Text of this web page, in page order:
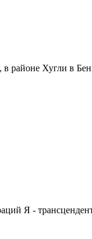
в районе Хугли в
Я -